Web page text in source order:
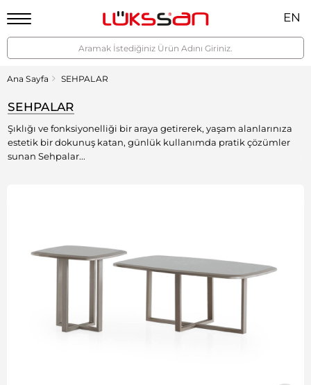
EN
Ana Sayfa SEHPALAR
SEHPALAR
Şıklığı ve fonksiyonelliği bir araya getirerek, yaşam alanlarınıza
estetik bir dokunuş katan, günlük kullanımda pratik çözümler
sunan Sehpalar...